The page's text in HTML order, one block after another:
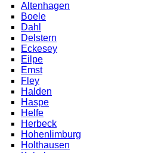
Altenhagen
Boele
Dahl
Delstern
Eckesey
Eilpe
Emst
Fley
Halden
Haspe
Helfe
Herbeck
Hohenlimburg
Holthausen